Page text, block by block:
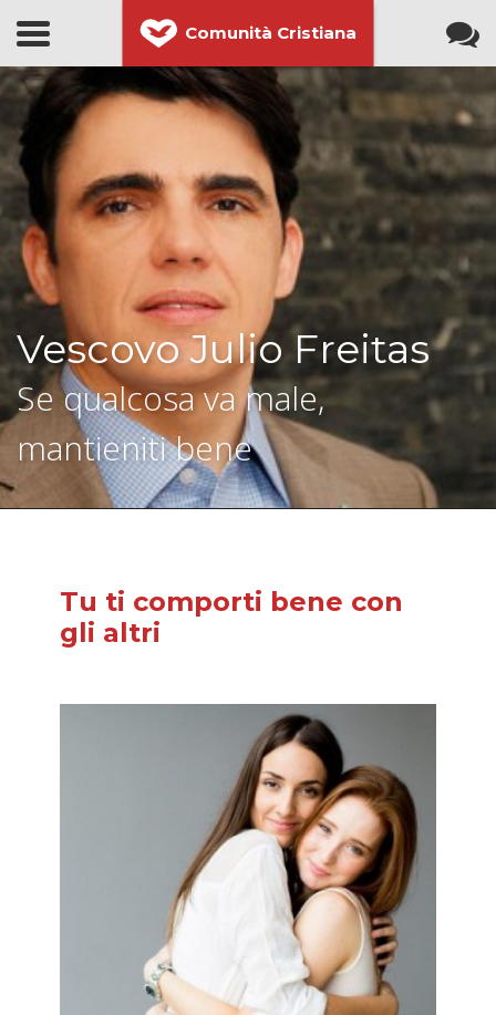
Comunità Cristiana
Vescovo Julio Freitas
Se qualcosa va male,
mantieniti bene
Tu ti comporti bene con
gli altri